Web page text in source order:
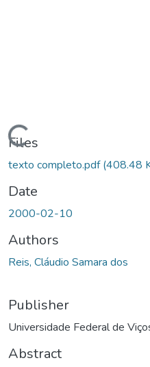
Files
texto completo.pdf(408.48
Date
2000-02-10
Authors
Reis, Cláudio Samara dos
Publisher
Universidade Federal de
Abstract